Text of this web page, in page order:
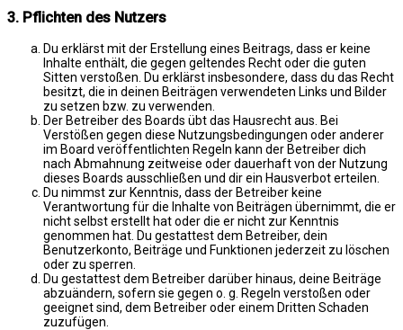
3. Pflichten des Nutzers
Du erklärst mit der Erstellung eines Beitrags, dass er keine
Inhalte enthält, die gegen geltendes Recht oder die guten
Sitten verstoßen. Du erklärst insbesondere, dass du das Recht
besitzt, die in deinen Beiträgen verwendeten Links und Bilder
zu setzen bzw. zu verwenden.
Der Betreiber des Boards übt das Hausrecht aus. Bei
Verstößen gegen diese Nutzungsbedingungen oder anderer
im Board veröffentlichten Regeln kann der Betreiber dich
nach Abmahnung zeitweise oder dauerhaft von der Nutzung
dieses Boards ausschließen und dir ein Hausverbot erteilen.
Du nimmst zur Kenntnis, dass der Betreiber keine
Verantwortung für die Inhalte von Beiträgen übernimmt, die er
nicht selbst erstellt hat oder die er nicht zur Kenntnis
genommen hat. Du gestattest dem Betreiber, dein
Benutzerkonto, Beiträge und Funktionen jederzeit zu löschen
oder zu sperren.
Du gestattest dem Betreiber darüber hinaus, deine Beiträge
abzuändern, sofern sie gegen o. g. Regeln verstoßen oder
geeignet sind, dem Betreiber oder einem Dritten Schaden
zuzufügen.